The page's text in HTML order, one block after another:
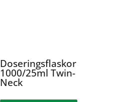
Doseringsflaskor
1000/25ml Twin-
Neck